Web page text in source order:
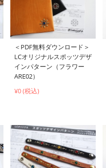
＜PDF無料ダウンロード＞
LCオリジナルスポッツデザ
インパターン（フラワー
ARE02）
¥0 (税込)